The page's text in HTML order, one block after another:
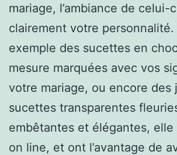
mariage, l’ambiance de celui-
clairement votre
exemple des sucettes en
mesure marquées avec vos
votre mariage, ou encore des
sucettes transparentes
embêtantes et élégantes,
on line, et ont l’avantage de